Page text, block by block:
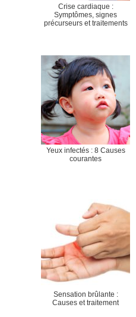
Crise cardiaque :
Symptômes, signes
précurseurs et traitements
Yeux infectés : 8 Causes
courantes
Sensation brûlante :
Causes et traitement